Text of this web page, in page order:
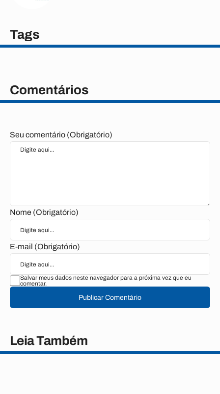
Tags
Comentários
Seu comentário (Obrigatório)
Nome (Obrigatório)
E-mail (Obrigatório)
Salvar meus dados neste navegador para a próxima vez que eu
comentar.
Publicar Comentário
Leia Também